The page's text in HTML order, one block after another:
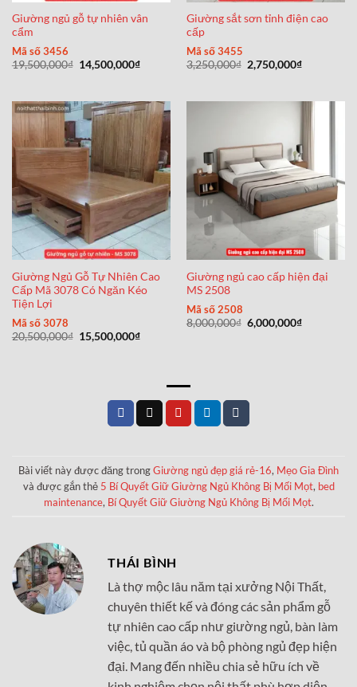
Giường ngủ gỗ tự nhiên vân
cẩm
Mã số 3456
19,500,000₫ Giá
gốc
14,500,000₫Giá
14,500,000₫.
Giường sắt sơn tỉnh điện cao
cấp
Mã số 3455
3,250,000₫ Giá
gốc
2,750,000₫Giá
Giường Ngủ Gỗ Tự Nhiên Cao
Cấp Mã 3078 Có Ngăn Kéo
Tiện Lợi
Mã số 3078
20,500,000₫ Giá
gốc
15,500,000₫Giá
Giường ngủ cao cấp hiện đại
MS 2508
Mã số 2508
8,000,000₫ Giá
gốc
6,000,000₫Giá
Bài viết này được đăng trongGiường ngủ đẹp giá rẻ-16, Mẹo Gia Đình
và được gắn thẻ 5 Bí Quyết Giữ Giường Ngủ Không Bị Mối Mọt, bed
maintenance, Bí Quyết Giữ Giường Ngủ Không Bị Mối Mọt.
THÁI BÌNH
Là thợ mộc lâu năm tại xưởng Nội Thất,
chuyên thiết kế và đóng các sản phẩm gỗ
tự nhiên cao cấp như giường ngủ, bàn làm
việc, tủ quần áo và bộ phòng ngủ đẹp hiện
đại. Mang đến nhiều chia sẻ hữu ích về